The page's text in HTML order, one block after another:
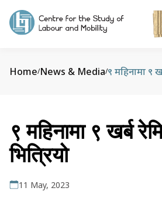
Home/News & Media/
९ महिनामा ९ खर्ब
भित्रियो
11 May, 2023